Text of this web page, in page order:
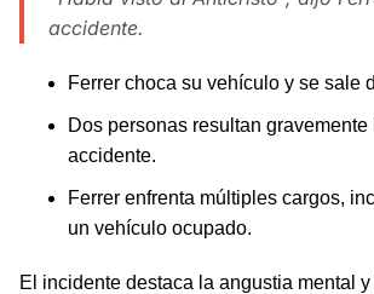
accidente.
Ferrer choca su vehículo y se sale
Dos personas resultan gravemente
accidente.
Ferrer enfrenta múltiples cargos,
un vehículo ocupado.
El incidente destaca la angustia mental